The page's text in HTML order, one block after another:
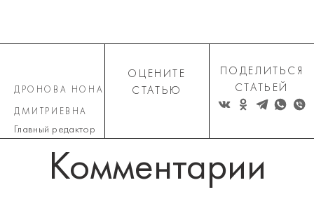
ДРОНОВА НОНА
ДМИТРИЕВНА
Главный редактор
ОЦЕНИТЕ
СТАТЬЮ
ПОДЕЛИТЬСЯ
СТАТЬЕЙ
Комментарии